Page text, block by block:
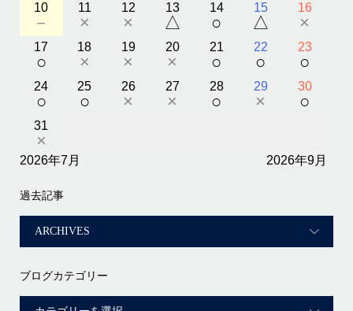
10
－
11
×
12
×
13
△
14
○
15
△
16
×
17
○
18
×
19
×
20
×
21
○
22
○
23
○
24
○
25
○
26
×
27
×
28
○
29
×
30
○
31
×
2026年7月 2026年9月
過去記事
ブログカテゴリー